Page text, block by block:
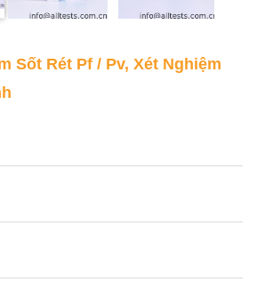
Sốt Rét Pf / Pv, Xét Nghiệm